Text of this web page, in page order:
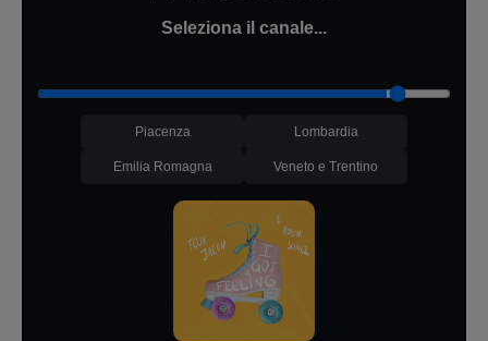
Seleziona il canale...
Piacenza Lombardia
Emilia Romagna Veneto e Trentino